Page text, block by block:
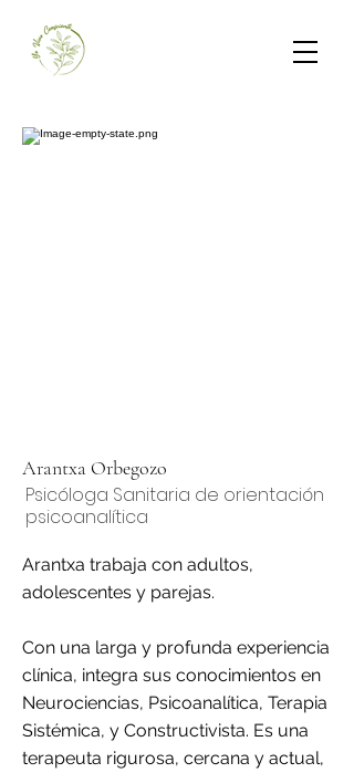
Arantxa Orbegozo
Psicóloga Sanitaria de orientación
psicoanalítica
Arantxa trabaja con adultos,
adolescentes y parejas.
Con una larga y profunda experiencia
clínica, integra sus conocimientos en
Neurociencias, Psicoanalítica, Terapia
Sistémica, y Constructivista. Es una
terapeuta rigurosa, cercana y actual,